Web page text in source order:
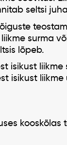
seltsi
surma
lõpeb.
isikust
isikust